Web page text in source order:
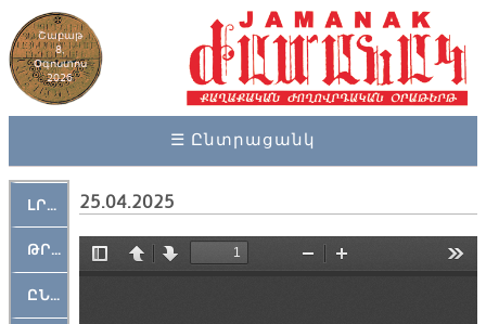
Շաբաթ
8,
Օգոստոս
2026
☰ Ընտրացանկ
ԼՐԱՀՈՍ
ԹՐՔԱՀԱՅ ԿԵԱՆՔ
ԸՆԿԵՐԱՄՇԱԿՈՒԹԱՅԻՆ
25.04.2025